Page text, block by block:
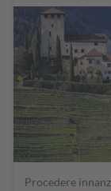
Procedere